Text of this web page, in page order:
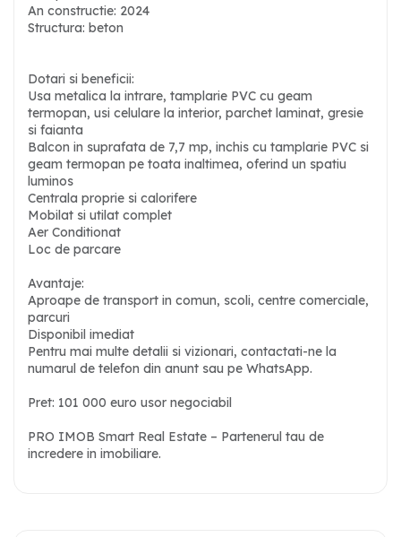
An constructie: 2024
Structura: beton
Dotari si beneficii:
Usa metalica la intrare, tamplarie PVC cu geam
termopan, usi celulare la interior, parchet laminat, gresie
si faianta
Balcon in suprafata de 7,7 mp, inchis cu tamplarie PVC si
geam termopan pe toata inaltimea, oferind un spatiu
luminos
Centrala proprie si calorifere
Mobilat si utilat complet
Aer Conditionat
Loc de parcare
Avantaje:
Aproape de transport in comun, scoli, centre comerciale,
parcuri
Disponibil imediat
Pentru mai multe detalii si vizionari, contactati-ne la
numarul de telefon din anunt sau pe WhatsApp.
Pret: 101 000 euro usor negociabil
PRO IMOB Smart Real Estate – Partenerul tau de
incredere in imobiliare.